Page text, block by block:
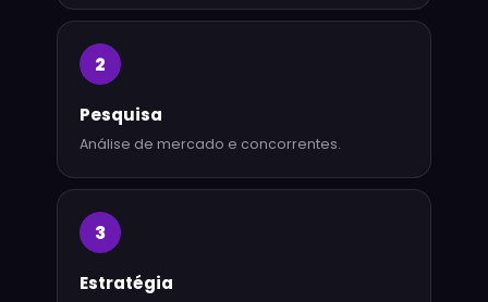
2
Pesquisa
Análise de mercado e concorrentes.
3
Estratégia